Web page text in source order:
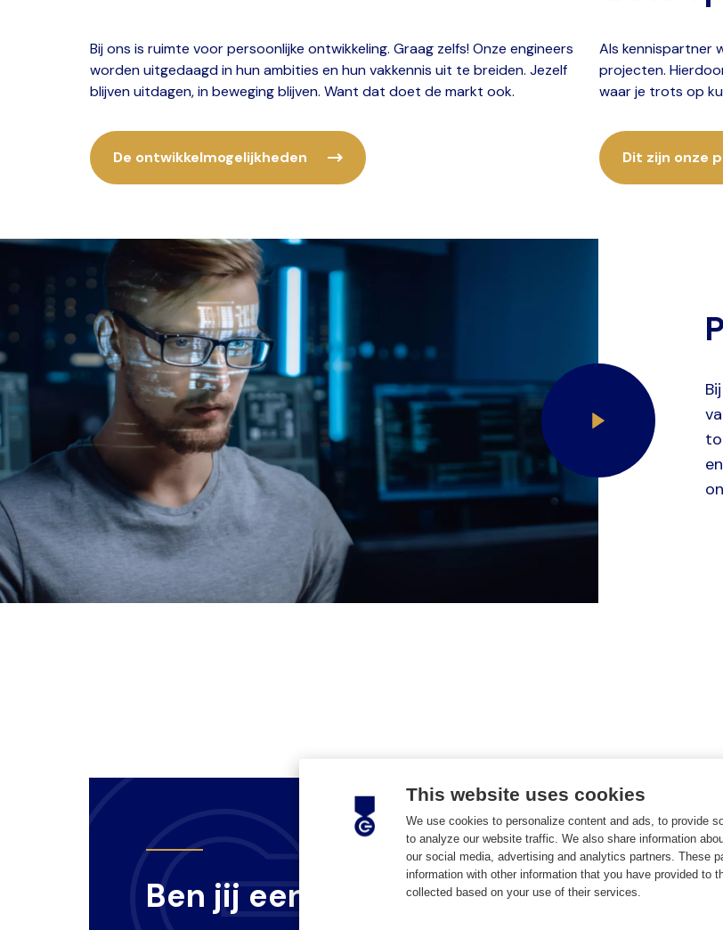
This website uses cookies
We use cookies to personalize content and ads, to provide
to analyze our website traffic. We also share information
our social media, advertising and analytics partners. These
information with other information that you have provided to
collected based on your use of their services.
Bij ons is ruimte voor persoonlijke ontwikkeling. Graag zelfs! Onze engineers
worden uitgedaagd in hun ambities en hun vakkennis uit te breiden. Jezelf
blijven uitdagen, in beweging blijven. Want dat doet de markt ook.
De ontwikkelmogelijkheden
Als kennispartner
projecten.
waar je trots op
Dit zijn onze
Ben jij een engineero? Doe de test!